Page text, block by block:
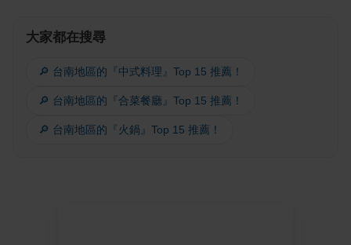
大家都在搜尋
🔎 台南地區的『中式料理』Top 15 推薦！
🔎 台南地區的『合菜餐廳』Top 15 推薦！
🔎 台南地區的『火鍋』Top 15 推薦！